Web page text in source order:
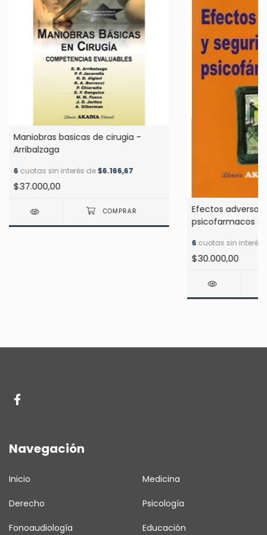
Maniobras basicas de cirugia -
Arribalzaga
6 cuotas sin interés de$6.166,67
$37.000,00
Efectos adversos
psicofarmacos -
6 cuotas sin interés
$30.000,00
Navegación
Inicio Medicina
Derecho Psicología
Fonoaudiología Educación